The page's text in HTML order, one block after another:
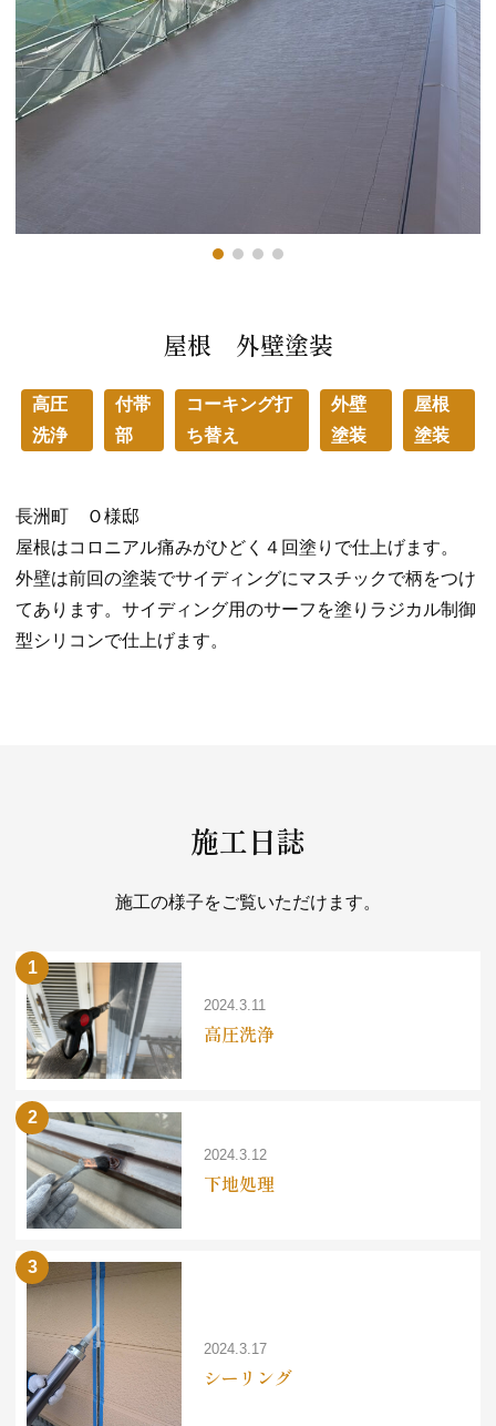
屋根 外壁塗装
高圧
洗浄
付帯
部
コーキング打
ち替え
外壁
塗装
屋根
塗装
長洲町 Ｏ様邸
屋根はコロニアル痛みがひどく４回塗りで仕上げます。
外壁は前回の塗装でサイディングにマスチックで柄をつけ
てあります。サイディング用のサーフを塗りラジカル制御
型シリコンで仕上げます。
施工日誌
施工の様子をご覧いただけます。
2024.3.11
高圧洗浄
2024.3.12
下地処理
2024.3.17
シーリング